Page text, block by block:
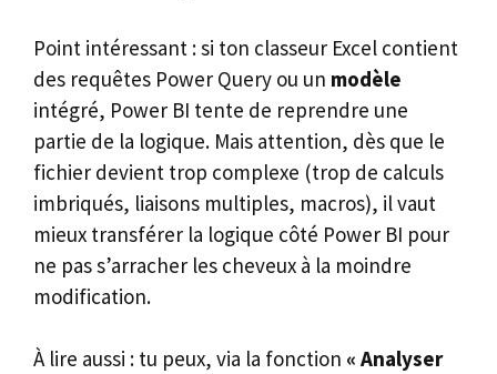
Point intéressant : si ton classeur Excel contient
des requêtes Power Query ou un modèle
intégré, Power BI tente de reprendre une
partie de la logique. Mais attention, dès que le
fichier devient trop complexe (trop de calculs
imbriqués, liaisons multiples, macros), il vaut
mieux transférer la logique côté Power BI pour
ne pas s’arracher les cheveux à la moindre
modification.
À lire aussi : tu peux, via la fonction « Analyser